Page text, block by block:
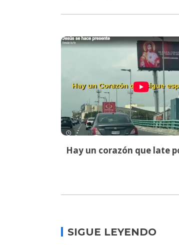
Hay un corazón que late
SIGUE LEYENDO